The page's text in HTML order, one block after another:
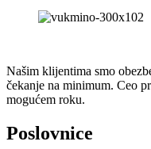
Našim klijentima smo
čekanje na minimum. Ceo
mogućem roku.
Poslovnice